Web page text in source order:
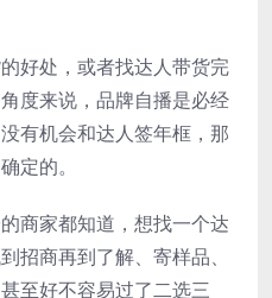
好处，或者找达人带货完
度来说，品牌自播是必经
有机会和达人签年框，那
定的。
商家都知道，想找一个达
招商再到了解、寄样品、
至好不容易过了二选三